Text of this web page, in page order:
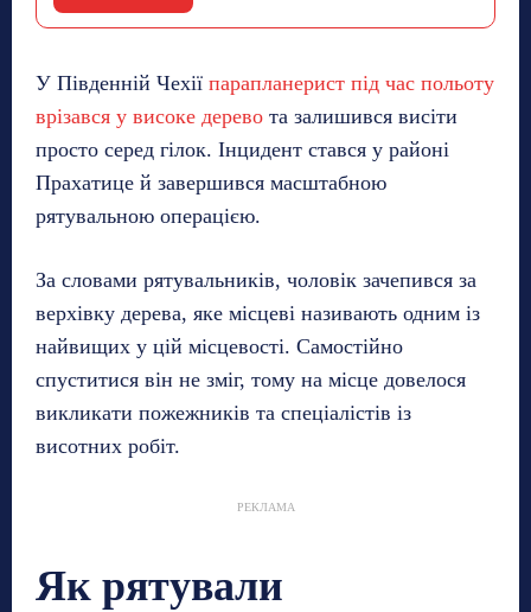
У Південній Чехії парапланерист під час польоту
врізався у високе дерево та залишився висіти
просто серед гілок. Інцидент стався у районі
Прахатице й завершився масштабною
рятувальною операцією.
За словами рятувальників, чоловік зачепився за
верхівку дерева, яке місцеві називають одним із
найвищих у цій місцевості. Самостійно
спуститися він не зміг, тому на місце довелося
викликати пожежників та спеціалістів із
висотних робіт.
РЕКЛАМА
Як рятували